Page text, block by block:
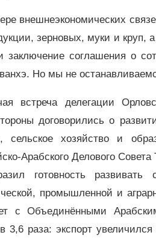
внешнеэкономических
зерновых, муки и круп,
соглашения о
Но мы не
встреча делегации
договорились о
сельское хозяйство и
Арабского Делового
готовность развивать
промышленной и
с Объединёнными
раза: экспорт